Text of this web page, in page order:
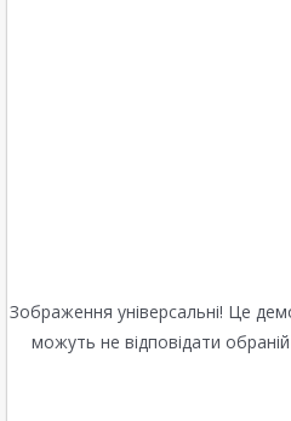
Зображення універсальні! Це
можуть не відповідати